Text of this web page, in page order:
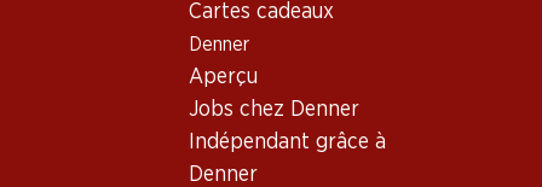
Cartes cadeaux
Denner
Aperçu
Jobs chez Denner
Indépendant grâce à
Denner
Bon à savoir